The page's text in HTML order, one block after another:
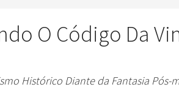
O Código Da
Histórico Diante da Fantasia Pós-